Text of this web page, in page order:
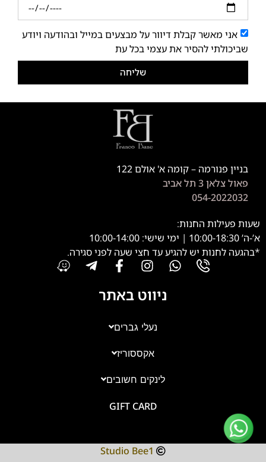
אני מאשר קבלת דיוור על מבצעים במייל ובהודעה ויודע
שביכולתי להסיר את עצמי בכל עת
שליחה
בניין פנורמה – קומה א' אולם 122
פאול צלאן 3 תל אביב
054-2022032
שעות פעילות החנות:
א’-ה’ 10:00-18:30 | ימי שישי: 10:00-14:00
*בהגעה לחנות יש להגיע עד חצי שעה לפני סגירה.
ניווט באתר
נעלי גברים
אקססוריז
לינקים חשובים
GIFT CARD
Studio Bee1